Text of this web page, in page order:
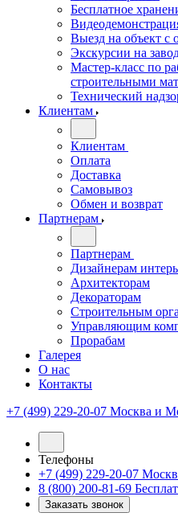
Бесплатное
Выезд на объект с
Экскурсии на
Мастер-класс по
строительными
Технический
Клиентам
Клиентам
Оплата
Доставка
Самовывоз
Обмен и возврат
Партнерам
Партнерам
Дизайнерам
Архитекторам
Декораторам
Строительным
Управляющим
Прорабам
Галерея
О нас
Контакты
+7 (499) 229-20-07 Москва и
Телефоны
+7 (499) 229-20-07
8 (800) 200-81-69
Заказать звонок